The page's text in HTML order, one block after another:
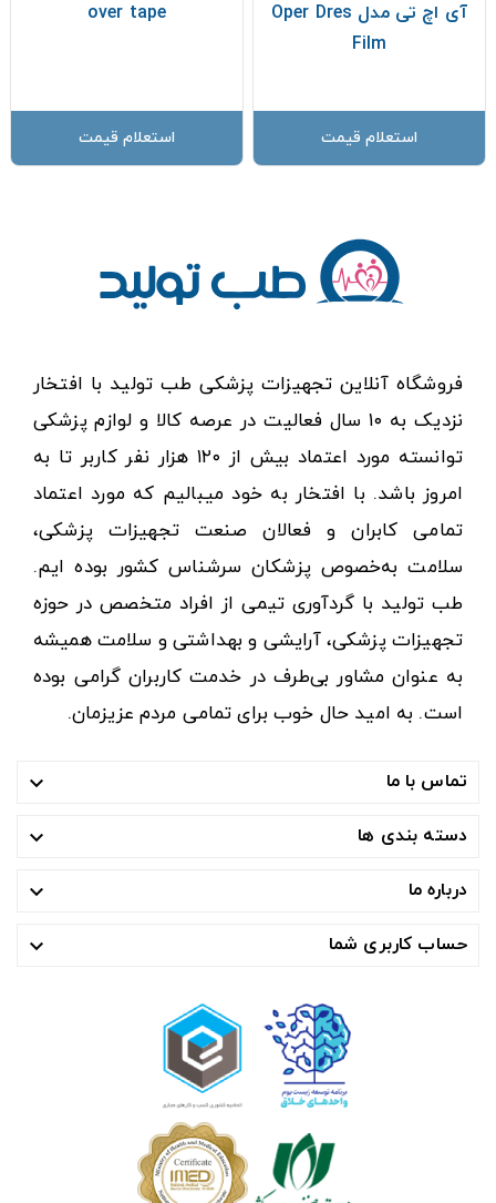
آی اچ تی مدل Oper Dres
Film
استعلام قیمت
over tape
استعلام قیمت
فروشگاه آنلاین تجهیزات پزشکی طب تولید با افتخار
نزدیک به ۱۰ سال فعالیت در عرصه کالا و لوازم پزشکی
توانسته مورد اعتماد بیش از ۱۲۰ هزار نفر کاربر تا به
امروز باشد. با افتخار به خود میبالیم که مورد اعتماد
تمامی کابران و فعالان صنعت تجهیزات پزشکی،
سلامت به‌خصوص پزشکان سرشناس کشور بوده ایم.
طب تولید با گردآوری تیمی از افراد متخصص در حوزه
تجهیزات پزشکی، آرایشی و بهداشتی و سلامت همیشه
به عنوان مشاور بی‌طرف در خدمت کاربران گرامی بوده
است. به امید حال خوب برای تمامی مردم عزیزمان.
تماس با ما 
دسته بندی ها 
درباره ما 
حساب کاربری شما 